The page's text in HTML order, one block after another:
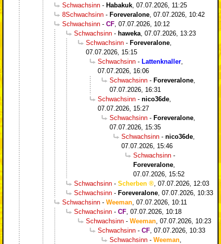
Schwachsinn - Habakuk 07.07.2026, 11:25
8Schwachsinn - Foreveralone 07.07.2026, 10:42
Schwachsinn - CF 07.07.2026, 10:12
Schwachsinn - haweka 07.07.2026, 13:23
Schwachsinn - Foreveralone
07.07.2026, 15:15
Schwachsinn - Lattenknaller
07.07.2026, 16:06
Schwachsinn - Foreveralone
07.07.2026, 16:31
Schwachsinn - nico36de
07.07.2026, 15:27
Schwachsinn - Foreveralone
07.07.2026, 15:35
Schwachsinn - nico36de
07.07.2026, 15:46
Schwachsinn -
Foreveralone
07.07.2026, 15:52
Schwachsinn - Scherben
07.07.2026, 12:03
Schwachsinn - Foreveralone 07.07.2026, 10:33
Schwachsinn - Weeman 07.07.2026, 10:11
Schwachsinn - CF 07.07.2026, 10:18
Schwachsinn - Weeman 07.07.2026, 10:23
Schwachsinn - CF 07.07.2026, 10:33
Schwachsinn - Weeman